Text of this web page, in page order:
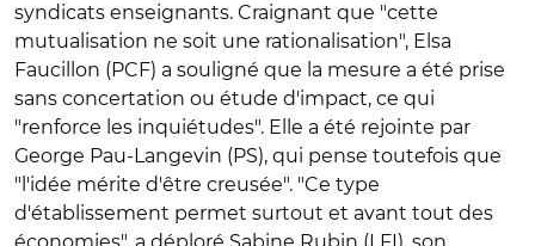
syndicats enseignants. Craignant que "cette
mutualisation ne soit une rationalisation", Elsa
Faucillon (PCF) a souligné que la mesure a été prise
sans concertation ou étude d'impact, ce qui
"renforce les inquiétudes". Elle a été rejointe par
George Pau-Langevin (PS), qui pense toutefois que
"l'idée mérite d'être creusée". "Ce type
d'établissement permet surtout et avant tout des